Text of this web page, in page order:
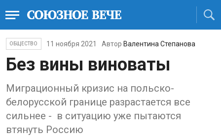
ОБЩЕСТВО 11 ноября 2021 Автор Валентина Степанова
Без вины виноваты
Миграционный кризис на польско-
белорусской границе разрастается все
сильнее - в ситуацию уже пытаются
втянуть Россию